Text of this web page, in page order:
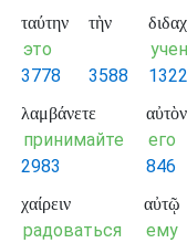
ταύτην
это
3778
τὴν
3588
1322
λαμβάνετε
принимайте
2983
αὐτὸν
его
846
χαίρειν
радоваться
αὐτῷ
ему